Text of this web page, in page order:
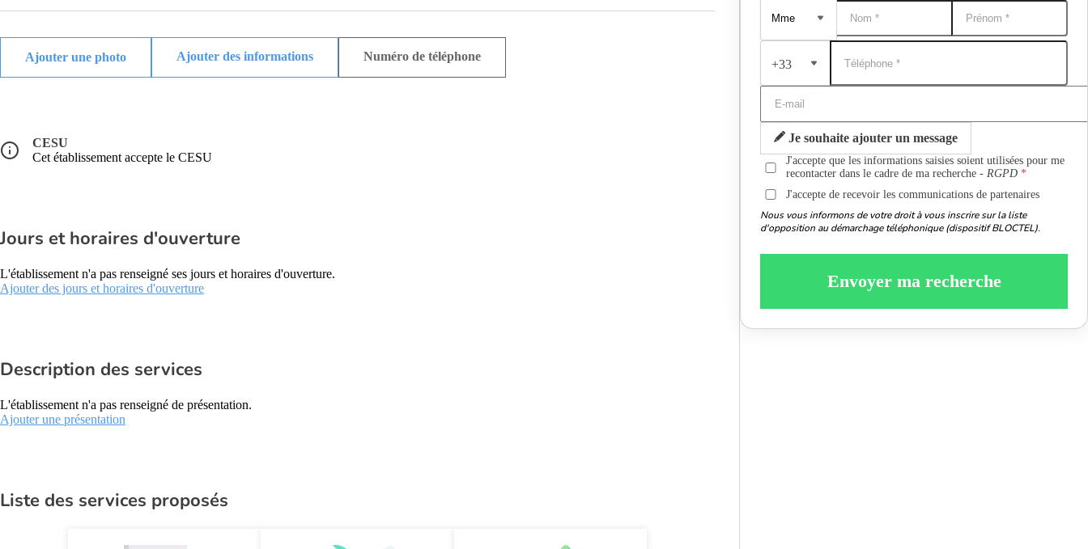
Ajouter des informations Numéro de téléphone
CESU
Cet établissement accepte le CESU
Jours et horaires d'ouverture
L'établissement n'a pas renseigné ses jours et horaires d'ouverture.
Ajouter des jours et horaires d'ouverture
Description des services
L'établissement n'a pas renseigné de présentation.
Ajouter une présentation
Liste des services proposés
+33
Je souhaite ajouter un message
J'accepte que les informations saisies soient utilisées pour me
recontacter dans le cadre de ma recherche -RGPD
J'accepte de recevoir les communications de partenaires
Nous vous informons de votre droit à vous inscrire sur la liste
d'opposition au démarchage téléphonique (dispositif BLOCTEL).
Envoyer ma recherche